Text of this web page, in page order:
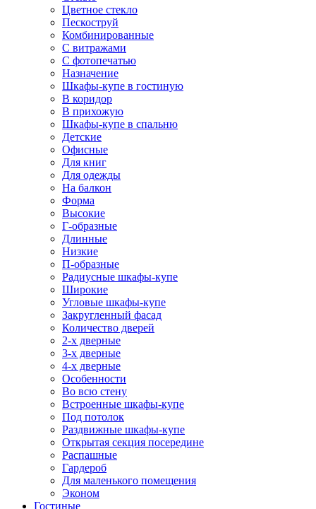
Цветное стекло
Пескоструй
Комбинированные
С витражами
С фотопечатью
Назначение
Шкафы-купе в гостиную
В коридор
В прихожую
Шкафы-купе в спальню
Детские
Офисные
Для книг
Для одежды
На балкон
Форма
Высокие
Г-образные
Длинные
Низкие
П-образные
Радиусные шкафы-купе
Широкие
Угловые шкафы-купе
Закругленный фасад
Количество дверей
2-х дверные
3-х дверные
4-х дверные
Особенности
Во всю стену
Встроенные шкафы-купе
Под потолок
Раздвижные шкафы-купе
Открытая секция посередине
Распашные
Гардероб
Для маленького помещения
Эконом
Гостиные